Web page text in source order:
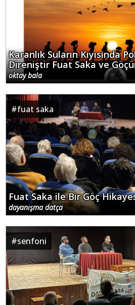
Karanlık Suların Kıyısında
Direniştir Fuat Saka ve
oktay bala
#fuat saka
Fuat Saka ile Bir Göç
dayanışma datça
#senfoni